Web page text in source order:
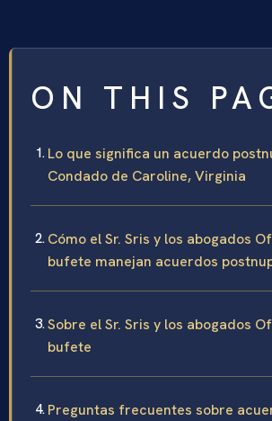
ON THIS
Lo que significa un acuerdo
Condado de Caroline, Virginia
Cómo el Sr. Sris y los abogados
bufete manejan acuerdos
Sobre el Sr. Sris y los abogados
bufete
Preguntas frecuentes sobre